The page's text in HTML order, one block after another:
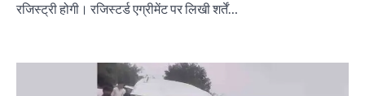
रजिस्ट्री होगी। रजिस्टर्ड एग्रीमेंट पर लिखी शर्तें…